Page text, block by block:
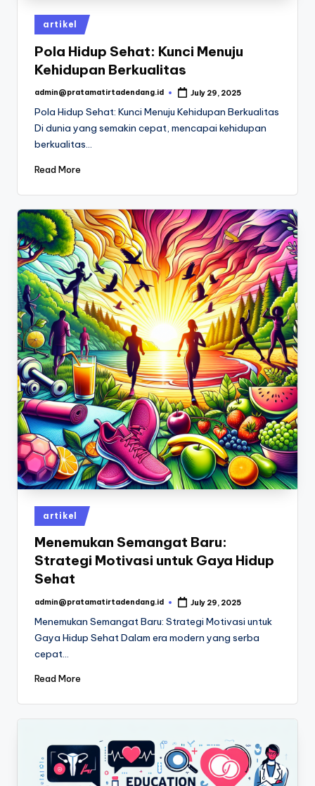
Posted
in
artikel
Pola Hidup Sehat: Kunci Menuju
Kehidupan Berkualitas
Posted
admin@pratamatirtadendang.id July 29, 2025
Pola Hidup Sehat: Kunci Menuju Kehidupan Berkualitas
Di dunia yang semakin cepat, mencapai kehidupan
berkualitas…
Read More
Posted
in
artikel
Menemukan Semangat Baru:
Strategi Motivasi untuk Gaya Hidup
Sehat
Posted
admin@pratamatirtadendang.id July 29, 2025
Menemukan Semangat Baru: Strategi Motivasi untuk
Gaya Hidup Sehat Dalam era modern yang serba
cepat…
Read More